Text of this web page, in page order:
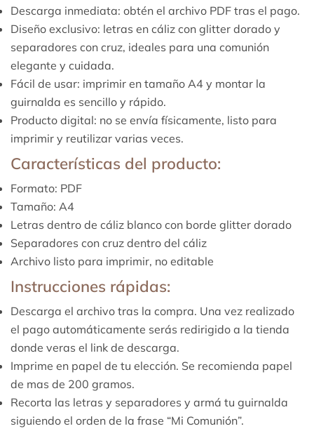
Descarga inmediata: obtén el archivo PDF tras el pago.
Diseño exclusivo: letras en cáliz con glitter dorado y
separadores con cruz, ideales para una comunión
elegante y cuidada.
Fácil de usar: imprimir en tamaño A4 y montar la
guirnalda es sencillo y rápido.
Producto digital: no se envía físicamente, listo para
imprimir y reutilizar varias veces.
Características del producto:
Formato: PDF
Tamaño: A4
Letras dentro de cáliz blanco con borde glitter dorado
Separadores con cruz dentro del cáliz
Archivo listo para imprimir, no editable
Instrucciones rápidas:
Descarga el archivo tras la compra. Una vez realizado
el pago automáticamente serás redirigido a la tienda
donde veras el link de descarga.
Imprime en papel de tu elección. Se recomienda papel
de mas de 200 gramos.
Recorta las letras y separadores y armá tu guirnalda
siguiendo el orden de la frase “Mi Comunión”.